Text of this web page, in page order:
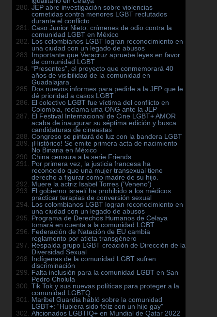
JEP abre investigación sobre violencias
cometidas contra menores LGBT reclutados
durante el conflicto
Caso Junior Nieto: crímenes de odio contra la
comunidad LGBT en México
Los colombianos LGBT logran reconocimiento en
una ciudad con un legado de abusos
Importante que Veracruz apruebe leyes en favor
de comunidad LGBT
“Presentes”, el proyecto que conmemorará 40
años de visibilidad de la comunidad en
Guadalajara
Dos nuevos informes para pedirle a la JEP que le
dé prioridad a casos LGBT
El colectivo LGBT fue víctima del conflicto en
Colombia, reclama una ONG ante la JEP
El Festival Internacional de Cine LGBT+ AMOR
acaba de inaugurar su séptima edición y busca
candidaturas de cineastas
Congreso se pintará de luz con la bandera LGBT
¡Histórico! Se emite primera acta de nacimiento
No Binaria en México
China censura a la serie Friends
Por primera vez, la justicia francesa ha
reconocido que una mujer transexual tiene
derecho a figurar como madre de su hijo.
Muere la actriz Isabel Torres (‘Veneno’)
El gobierno israelí ha prohibido a los médicos
practicar terapias de conversión sexual
Los colombianos LGBT logran reconocimiento en
una ciudad con un legado de abusos
Programa de Derechos Humanos de Celaya
tomará en cuenta a la comunidad LGBT
Federación de Natación de EU cambia
reglamento por atleta transgénero
Respalda grupo LGBT creación de Dirección de la
Diversidad Sexual
Indígenas de la comunidad LGBT sufren
discriminación
Falta inclusión para la comunidad LGBT en San
Pedro Cholula
Tik Tok y sus nuevas políticas para proteger a la
comunidad LGBTQ
Maribel Guardia habló sobre la comunidad
LGBT+: “Hubiera sido feliz con un hijo gay”
Aficionados LGBTIQ+ en Mundial de Qatar 2022